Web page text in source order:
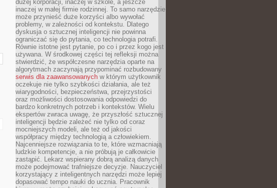
dużej korporacji, inaczej w szkole, a jeszcze
inaczej w małej firmie rodzinnej. To samo narzędzie
może przynieść duże korzyści albo wywołać
problemy, w zależności od kontekstu. Dlatego
dyskusja o sztucznej inteligencji nie powinna
ograniczać się do pytania, co technologia potrafi.
Równie istotne jest pytanie, po co i przez kogo jest
używana. W środkowej części tej refleksji można
stwierdzić, że współczesne narzędzia oparte na
algorytmach zaczynają przypominać rozbudowany
serwis dla zaawansowanych w którym użytkownik
oczekuje nie tylko szybkości działania, ale też
wiarygodności, bezpieczeństwa, przejrzystości
oraz możliwości dostosowania odpowiedzi do
bardzo konkretnych potrzeb i kontekstów. Wielu
ekspertów zwraca uwagę, że przyszłość sztucznej
inteligencji będzie zależeć nie tylko od coraz
mocniejszych modeli, ale też od jakości
współpracy między technologią a człowiekiem.
Najcenniejsze rozwiązania to te, które wzmacniają
ludzkie kompetencje, a nie próbują je całkowicie
zastąpić. Lekarz wspierany dobrą analizą danych
może podejmować trafniejsze decyzje. Nauczyciel
korzystający z inteligentnych narzędzi może lepiej
dopasować tempo nauki do ucznia. Pracownik